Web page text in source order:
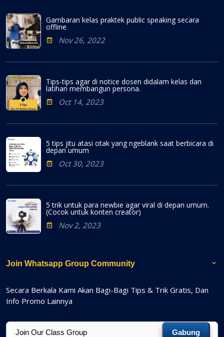
Gambaran kelas praktek public speaking secara
offline
Nov 26, 2022
Tips-tips agar di notice dosen didalam kelas dan
latihan membangun persona.
Oct 14, 2023
5 tips jitu atasi otak yang ngeblank saat berbicara di
depan umum
Oct 30, 2023
5 trik untuk para newbie agar viral di depan umum.
(Cocok untuk konten creator)
Nov 2, 2023
Join Whatsapp Group Community
Secara Berkala Kami Akan Bagi-Bagi Tips & Trik Gratis, Dan
Info Promo Lainnya
Gabung